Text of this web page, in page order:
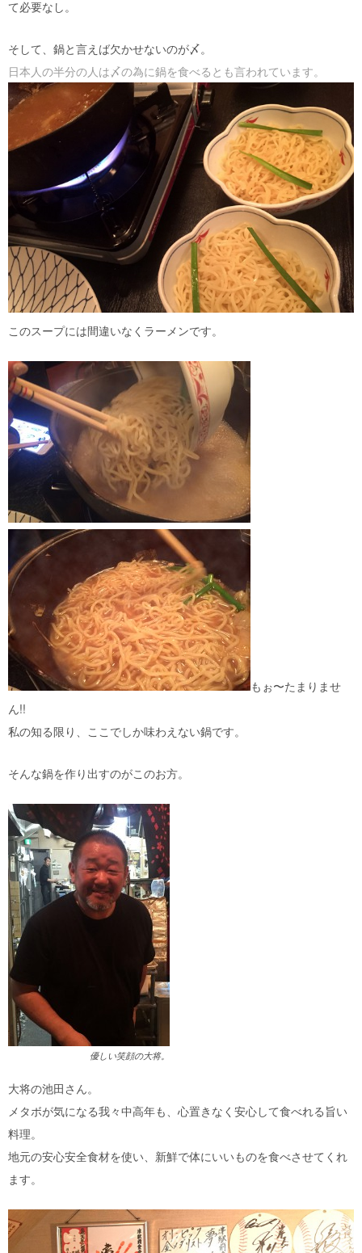
て必要なし。
そして、鍋と言えば欠かせないのが〆。
日本人の半分の人は〆の為に鍋を食べるとも言われています。
このスープには間違いなくラーメンです。
もぉ〜たまりませ
ん!!
私の知る限り、ここでしか味わえない鍋です。
そんな鍋を作り出すのがこのお方。
優しい笑顔の大将。
大将の池田さん。
メタボが気になる我々中高年も、心置きなく安心して食べれる旨い
料理。
地元の安心安全食材を使い、新鮮で体にいいものを食べさせてくれ
ます。